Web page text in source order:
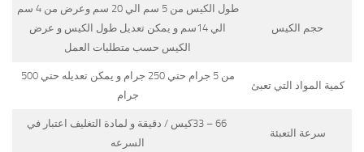
حجم الكيس
طول الكيس من 5 سم الي 20 سم وعرض من 4 سم
الي 14سم و يمكن تعديل طول الكيس و عرض
الكيس حسب متطلبات العمل
كمية المواد التي تعبئ
من 5 جرام حتي 250 جرام و يمكن تعديله حتي 500
جرام
سرعة التعبئة
66 – 33كيس / دقيقة و لمادة التغليف اعتبار في
السرعه